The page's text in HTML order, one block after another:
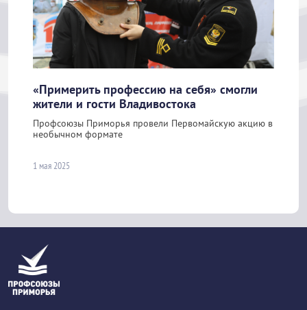
«Примерить профессию на себя» смогли
жители и гости Владивостока
Профсоюзы Приморья провели Первомайскую акцию в
необычном формате
1 мая 2025